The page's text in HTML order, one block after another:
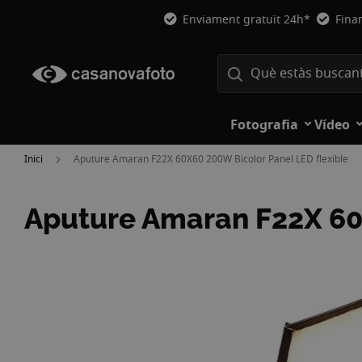
Enviament gratuït 24h*
Fotografia Vídeo
Inici Aputure Amaran F22X 60X60 200W Bicolor Panel LED flexible
Aputure Amaran F22X